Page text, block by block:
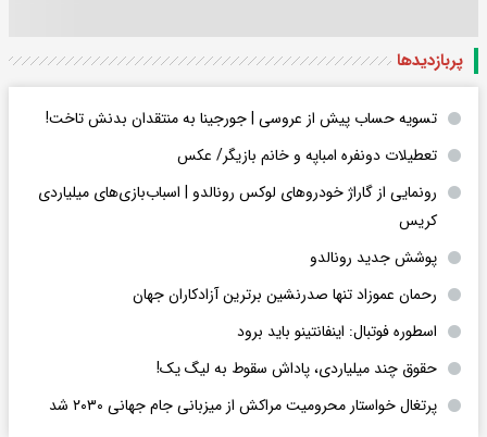
پربازدید‌ها
تسویه حساب پیش از عروسی | جورجینا به منتقدان بدنش تاخت!
تعطیلات دونفره امباپه و خانم بازیگر/ عکس
رونمایی از گاراژ خودروهای لوکس رونالدو | اسباب‌‌بازی‌های میلیاردی
کریس
پوشش جدید رونالدو
رحمان عموزاد تنها صدرنشین برترین آزادکاران جهان
اسطوره فوتبال: اینفانتینو باید برود
حقوق چند میلیاردی، پاداش سقوط به لیگ یک!
پرتغال خواستار محرومیت مراکش از میزبانی جام جهانی ۲۰۳۰ شد